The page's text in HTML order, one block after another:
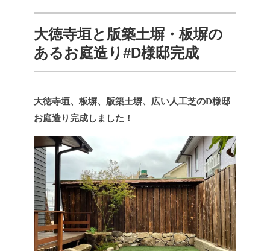
大徳寺垣と版築土塀・板塀の
あるお庭造り#D様邸完成
大徳寺垣、板塀、版築土塀、広い人工芝のD様邸
お庭造り完成しました！